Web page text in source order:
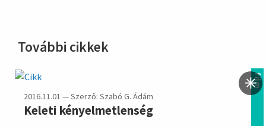
További cikkek
film
2016.11.01 — Szerző: Szabó G. Ádám
Keleti kényelmetlenség